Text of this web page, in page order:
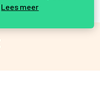
Lees meer